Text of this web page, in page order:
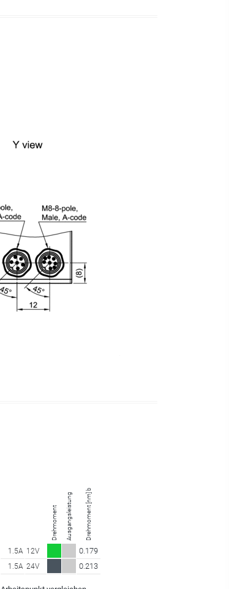
Drehmoment Ausgangsleistung Drehmoment [nm] bei 398.50 U/min
1.5A 12V 0.179
1.5A 24V 0.213